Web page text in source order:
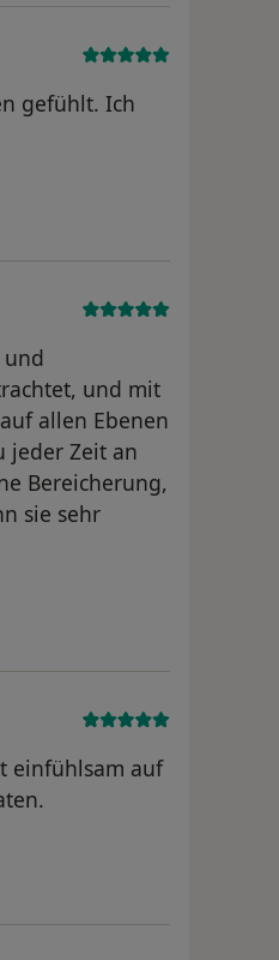
gefühlt. Ich
und mit
allen Ebenen
jeder Zeit an
Bereicherung,
sie sehr
einfühlsam auf